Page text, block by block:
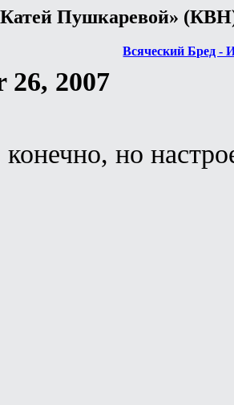
Пушкаревой»
Всяческий Бред -
26, 2007
но